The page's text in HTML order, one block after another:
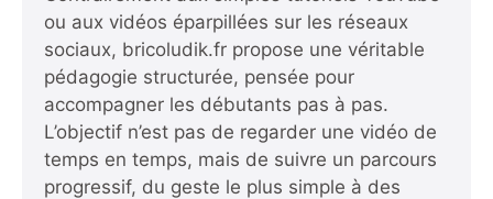
ou aux vidéos éparpillées sur les réseaux
sociaux, bricoludik.fr propose une véritable
pédagogie structurée, pensée pour
accompagner les débutants pas à pas.
L’objectif n’est pas de regarder une vidéo de
temps en temps, mais de suivre un parcours
progressif, du geste le plus simple à des